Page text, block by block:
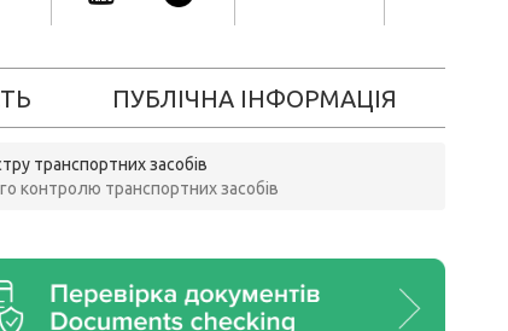
ПУБЛІЧНА ІНФОРМАЦІЯ
транспортних засобів
контролю транспортних засобів